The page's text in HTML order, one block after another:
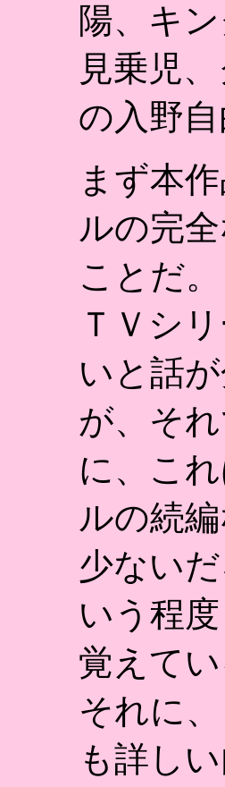
陽、キ
見乗児
の入野
まず本
ルの完
ことだ。
ＴＶシ
いと話
が、そ
に、こ
ルの続
少ない
いう程
覚えて
それに
も詳し